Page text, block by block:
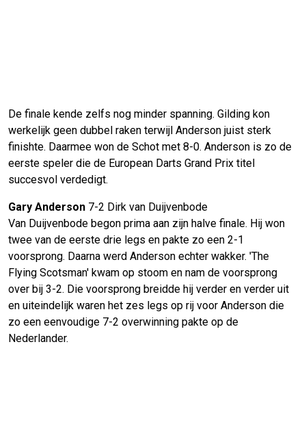
De finale kende zelfs nog minder spanning. Gilding kon
werkelijk geen dubbel raken terwijl Anderson juist sterk
finishte. Daarmee won de Schot met 8-0. Anderson is zo de
eerste speler die de European Darts Grand Prix titel
succesvol verdedigt.
Gary Anderson 7-2 Dirk van Duijvenbode
Van Duijvenbode begon prima aan zijn halve finale. Hij won
twee van de eerste drie legs en pakte zo een 2-1
voorsprong. Daarna werd Anderson echter wakker. 'The
Flying Scotsman' kwam op stoom en nam de voorsprong
over bij 3-2. Die voorsprong breidde hij verder en verder uit
en uiteindelijk waren het zes legs op rij voor Anderson die
zo een eenvoudige 7-2 overwinning pakte op de
Nederlander.